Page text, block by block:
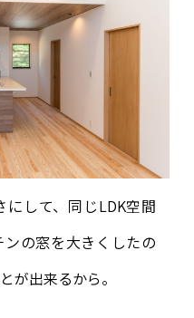
して、同じLDK空間
の窓を大きくしたの
が出来るから。